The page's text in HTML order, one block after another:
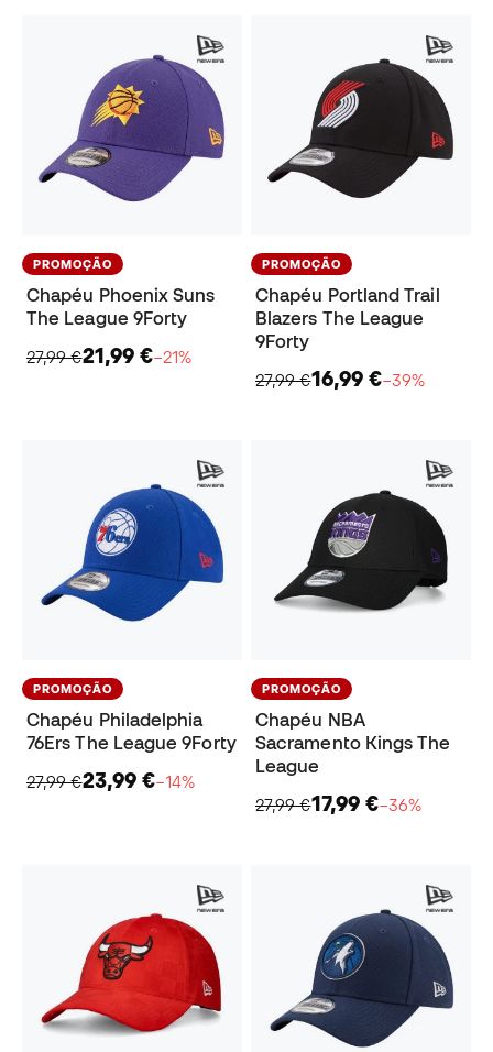
PROMOÇÃO
Chapéu Phoenix Suns
The League 9Forty
27,99 €21,99 €−21%
PROMOÇÃO
Chapéu Portland Trail
Blazers The League
9Forty
27,99 €16,99 €−39%
PROMOÇÃO
Chapéu Philadelphia
76Ers The League 9Forty
27,99 €23,99 €−14%
PROMOÇÃO
Chapéu NBA
Sacramento Kings The
League
27,99 €17,99 €−36%